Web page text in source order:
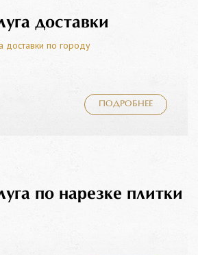
доставки
доставки по городу
ПОДРОБНЕЕ
по нарезке плитки